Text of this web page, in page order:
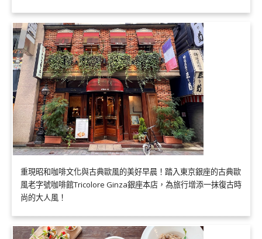
重現昭和咖啡文化與古典歐風的美好早晨！踏入東京銀座的古典歐
風老字號咖啡館Tricolore Ginza銀座本店，為旅行增添一抹復古時
尚的大人風！